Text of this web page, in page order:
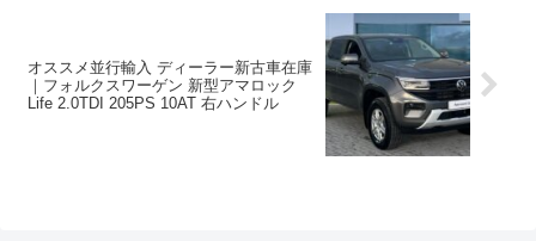
オススメ並行輸入 ディーラー新古車在庫
｜フォルクスワーゲン 新型アマロック
Life 2.0TDI 205PS 10AT 右ハンドル